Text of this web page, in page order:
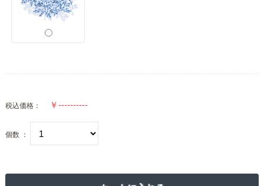
税込価格：
個数 ：